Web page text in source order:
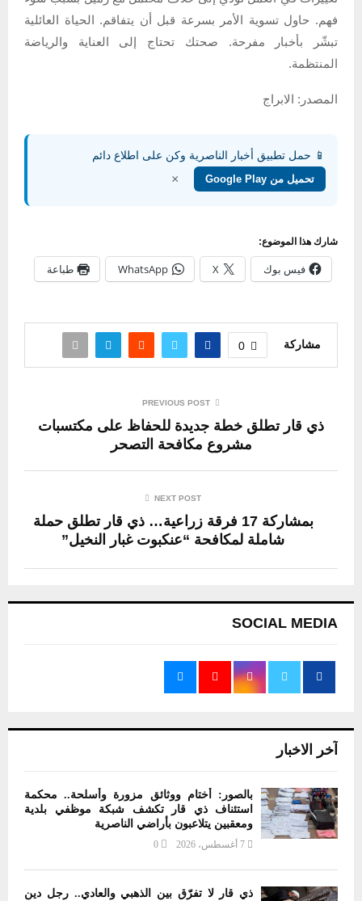
فهم. حاول تسوية الأمر بسرعة قبل أن يتفاقم. الحياة العائلية
تبشّر بأخبار مفرحة. صحتك تحتاج إلى العناية والرياضة
المنتظمة.
المصدر: الابراج
📱 حمل تطبيق أخبار الناصرية وكن على اطلاع دائم
تحميل من Google Play ×
شارك هذا الموضوع:
فيس بوك X
WhatsApp طباعة
مشاركة 0
PREVIOUS POST
ذي قار تطلق خطة جديدة للحفاظ على مكتسبات
مشروع مكافحة التصحر
NEXT POST
بمشاركة 17 فرقة زراعية… ذي قار تطلق حملة
شاملة لمكافحة “عنكبوت غبار النخيل”
SOCIAL MEDIA
آخر الاخبار
بالصور: أختام ووثائق مزورة وأسلحة.. محكمة
استئناف ذي قار تكشف شبكة موظفي بلدية
ومعقبين يتلاعبون بأراضي الناصرية
7 أغسطس، 2026 0
ذي قار لا تفرّق بين الذهبي والعادي.. رجل دين